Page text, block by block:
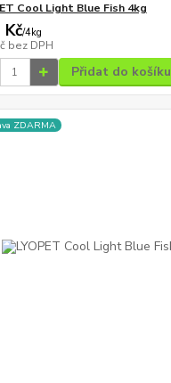
Cool Light Blue Fish 4kg
/4kg
bez DPH
Přidat do košíku
ZDARMA